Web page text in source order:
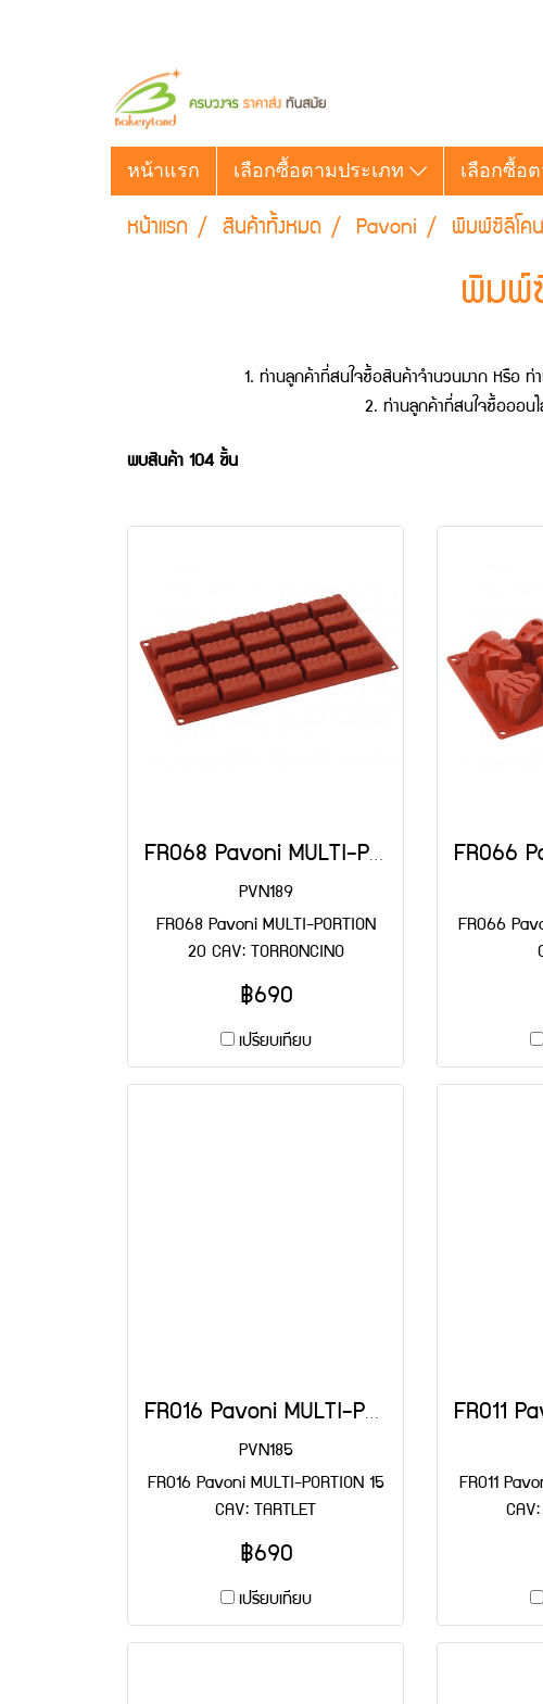
หน้าแรก เลือกซื้อตามประเภท เลือกซื้อ
หน้าแรก สินค้าทั้งหมด Pavoni พิมพ์ซิลิโค
พิมพ์
1. ท่านลูกค้าที่สนใจซื้อสินค้าจำนวนมาก หรือ ท่
2. ท่านลูกค้าที่สนใจซื้อออน
พบสินค้า 104 ชิ้น
FR068 Pavoni MULTI-PORTION 20 CAV: TORRONCINO
PVN189
FR068 Pavoni MULTI-PORTION
20 CAV: TORRONCINO
฿690
เปรียบเทียบ
FR066
FR016 Pavoni MULTI-PORTION 15 CAV: TARTLET
PVN185
FR016 Pavoni MULTI-PORTION 15
CAV: TARTLET
฿690
เปรียบเทียบ
FR011
CAV: